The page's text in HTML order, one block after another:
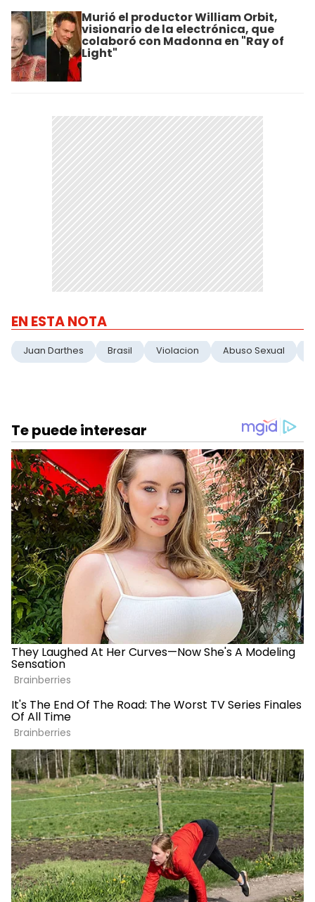
Murió el productor William Orbit,
visionario de la electrónica, que
colaboró con Madonna en "Ray of
Light"
EN ESTA NOTA
Juan Darthes Brasil Violacion Abuso Sexual